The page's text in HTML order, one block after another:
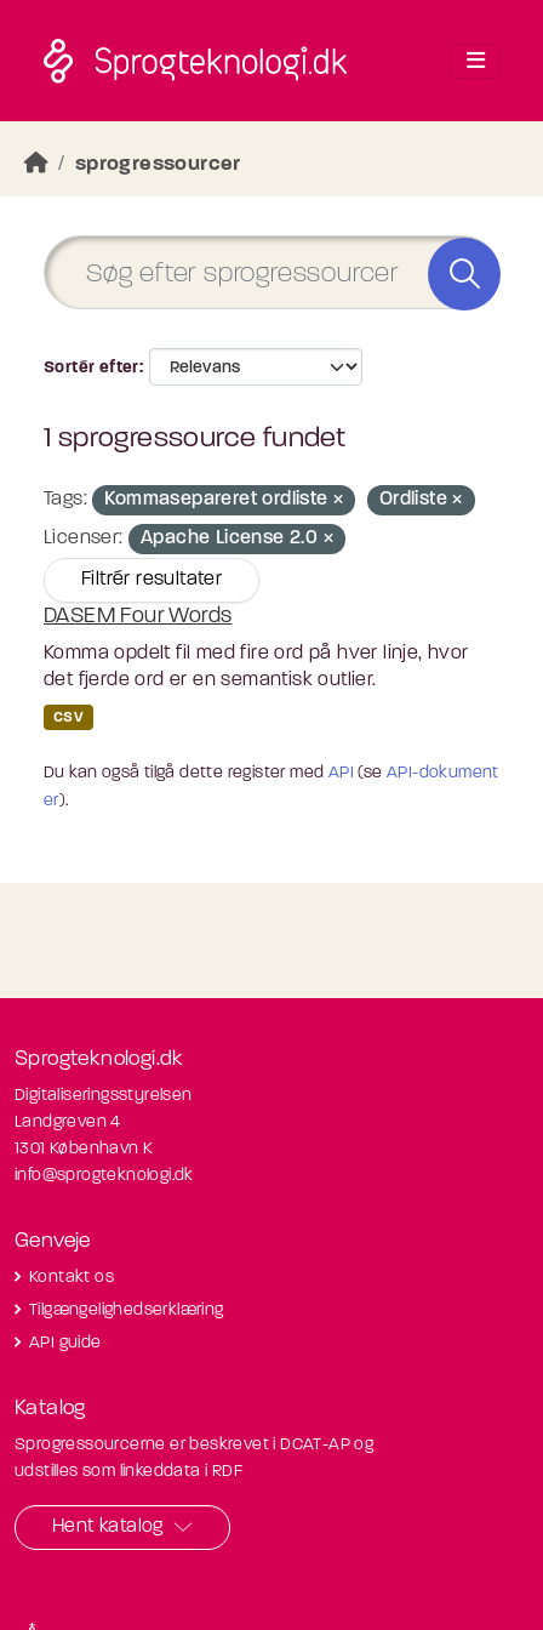
sprogressourcer
Sortér efter
1 sprogressource fundet
Tags: Kommasepareret ordliste
Ordliste
Licenser:
Apache License 2.0
Filtrér resultater
DASEM Four Words
Komma opdelt fil med fire ord på hver linje, hvor
det fjerde ord er en semantisk outlier.
CSV
Du kan også tilgå dette register med API (seAPI-dokument
er).
Sprogteknologi.dk
Digitaliseringsstyrelsen
Landgreven 4
1301 København K
info@sprogteknologi.dk
Genveje
Kontakt os
Tilgængelighedserklæring
API guide
Katalog
Sprogressourcerne er beskrevet i DCAT-AP og
udstilles som linkeddata i RDF
Hent katalog